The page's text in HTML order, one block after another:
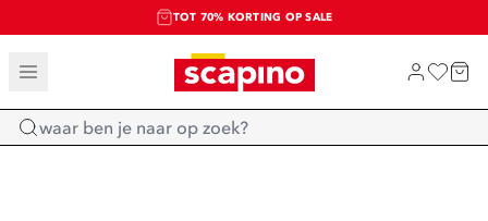
TOT 70% KORTING OP SALE
SALE: LAATSTE KANS!
SHOP NIEUW
Home